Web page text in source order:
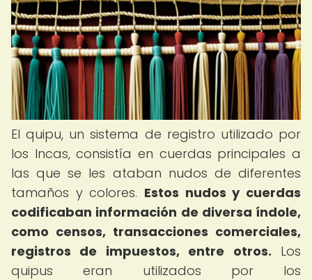
El quipu, un sistema de registro utilizado por
los Incas, consistía en cuerdas principales a
las que se les ataban nudos de diferentes
tamaños y colores. Estos nudos y cuerdas
codificaban información de diversa índole,
como censos, transacciones comerciales,
registros de impuestos, entre otros. Los
quipus eran utilizados por los